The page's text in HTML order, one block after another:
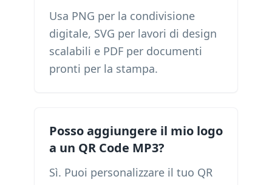
Usa PNG per la condivisione
digitale, SVG per lavori di design
scalabili e PDF per documenti
pronti per la stampa.
Posso aggiungere il mio logo
a un QR Code MP3?
Sì. Puoi personalizzare il tuo QR